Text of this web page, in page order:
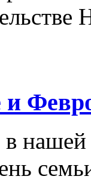
и
нашей